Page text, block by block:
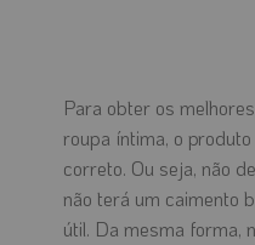
Para obter os
roupa íntima, o
correto. Ou seja, não
não terá um caimento
útil. Da mesma forma,